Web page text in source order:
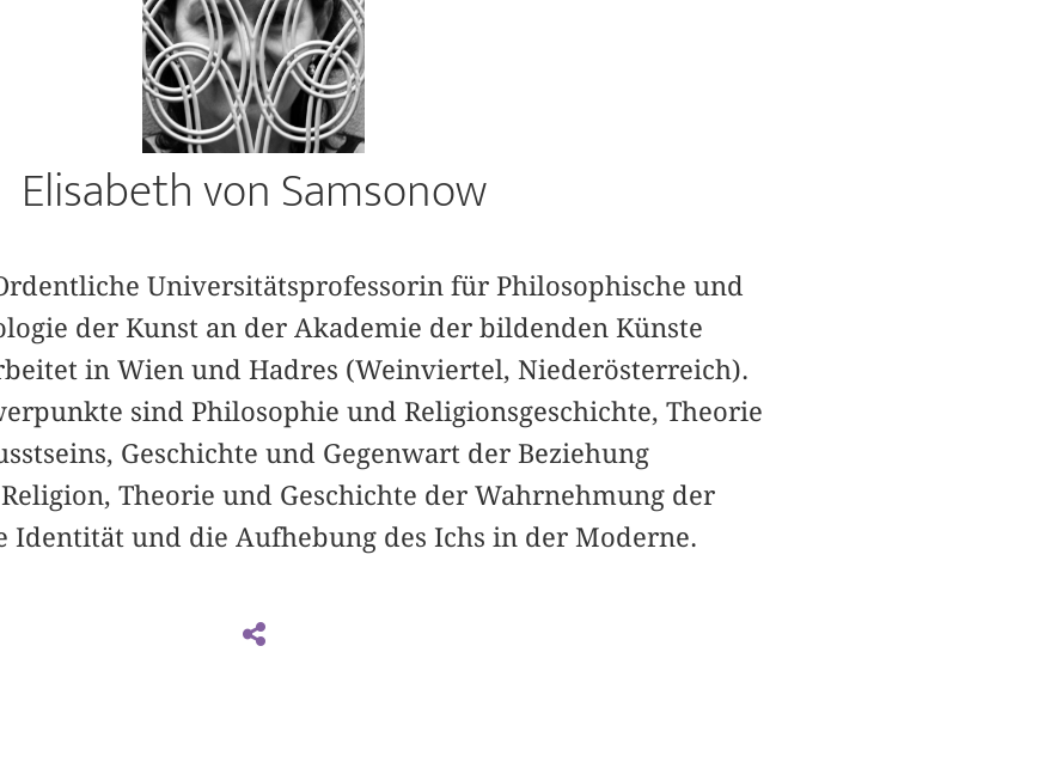
Elisabeth von Samsonow
Universitätsprofessorin für Philosophische und
der Kunst an der Akademie der bildenden Künste
in Wien und Hadres (Weinviertel, Niederösterreich).
sind Philosophie und Religionsgeschichte, Theorie
Geschichte und Gegenwart der Beziehung
Theorie und Geschichte der Wahrnehmung der
Identität und die Aufhebung des Ichs in der Moderne.